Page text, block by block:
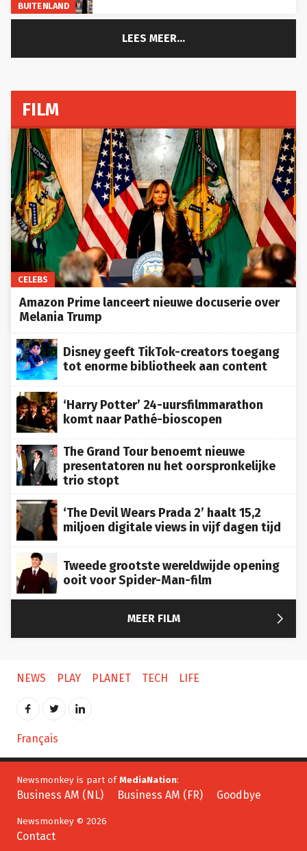
BUITENLAND
LEES MEER...
FILM
CELEBS
Amazon Prime lanceert nieuwe docuserie over
Melania Trump
Disney geeft TikTok-creators toegang
tot enorme bibliotheek aan content
‘Harry Potter’ 24-uursfilmmarathon
komt naar Pathé-bioscopen
The Grand Tour benoemt nieuwe
presentatoren nu het oorspronkelijke
trio stopt
‘The Devil Wears Prada 2’ haalt 15,2
miljoen digitale views in vijf dagen tijd
Tweede grootste wereldwijde opening
ooit voor Spider-Man-film
MEER FILM 
NEWS PLAY PLANET TECH LIFE
Français
Newsmonkey is part ofMediaNation:
Business AM (NL) Business AM (FR) Goodbye
Newsmonkey © 2026
Contact